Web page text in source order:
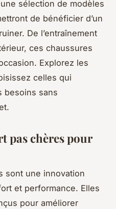
sélection de modèles
de bénéficier d’un
De l’entraînement
ces chaussures
Explorez les
celles qui
besoins sans
pas chères pour
sont une innovation
et performance. Elles
pour améliorer